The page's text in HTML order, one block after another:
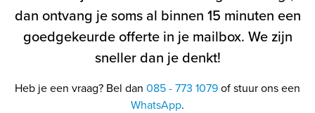
dan ontvang je soms al binnen 15 minuten een
goedgekeurde offerte in je mailbox. We zijn
sneller dan je denkt!
Heb je een vraag? Bel dan 085 - 773 1079of stuur ons een
WhatsApp.